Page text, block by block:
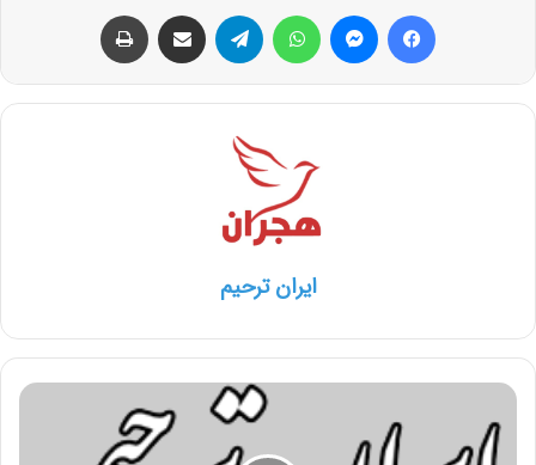
فیس بوک پیام رسان تلگرام اشتراک گذاری از طریق ایمیل
ایران ترحیم
با
محتضر